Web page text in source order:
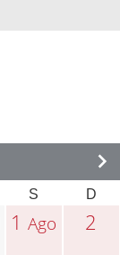
S D
1Ago 2